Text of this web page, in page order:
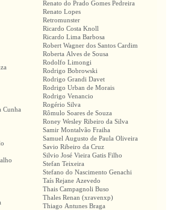
Cunha
Renato do Prado Gomes Pedreira
Renato Lopes
Retromunster
Ricardo Costa Knoll
Ricardo Lima Barbosa
Robert Wagner dos Santos Cardim
Roberta Alves de Sousa
Rodolfo Limongi
Rodrigo Bobrowski
Rodrigo Grandi Davet
Rodrigo Urban de Morais
Rodrigo Venancio
Rogério Silva
Rômulo Soares de Souza
Roney Wesley Ribeiro da Silva
Samir Montalvão Fraiha
Samuel Augusto de Paula Oliveira
Savio Ribeiro da Cruz
Silvio José Vieira Gatis Filho
Stefan Teixeira
Stefano do Nascimento Genachi
Taís Rejane Azevedo
Thais Campagnoli Buso
Thales Renan (xravenxp)
Thiago Antunes Braga